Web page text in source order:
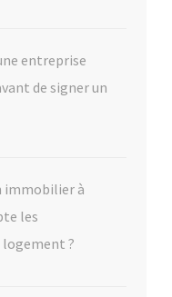
entreprise
de signer un
immobilier à
les
?